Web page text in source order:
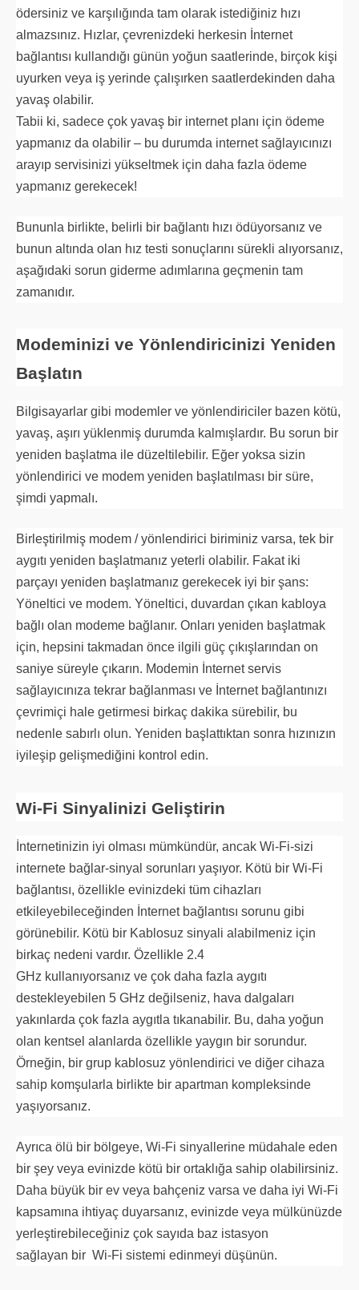
ödersiniz ve karşılığında tam olarak istediğiniz hızı
almazsınız. Hızlar, çevrenizdeki herkesin İnternet
bağlantısı kullandığı günün yoğun saatlerinde, birçok kişi
uyurken veya iş yerinde çalışırken saatlerdekinden daha
yavaş olabilir.
Tabii ki, sadece çok yavaş bir internet planı için ödeme
yapmanız da olabilir – bu durumda internet sağlayıcınızı
arayıp servisinizi yükseltmek için daha fazla ödeme
yapmanız gerekecek!
Bununla birlikte, belirli bir bağlantı hızı ödüyorsanız ve
bunun altında olan hız testi sonuçlarını sürekli alıyorsanız,
aşağıdaki sorun giderme adımlarına geçmenin tam
zamanıdır.
Modeminizi ve Yönlendiricinizi Yeniden
Başlatın
Bilgisayarlar gibi modemler ve yönlendiriciler bazen kötü,
yavaş, aşırı yüklenmiş durumda kalmışlardır. Bu sorun bir
yeniden başlatma ile düzeltilebilir. Eğer yoksa sizin
yönlendirici ve modem yeniden başlatılması bir süre,
şimdi yapmalı.
Birleştirilmiş modem / yönlendirici biriminiz varsa, tek bir
aygıtı yeniden başlatmanız yeterli olabilir. Fakat iki
parçayı yeniden başlatmanız gerekecek iyi bir şans:
Yöneltici ve modem. Yöneltici, duvardan çıkan kabloya
bağlı olan modeme bağlanır. Onları yeniden başlatmak
için, hepsini takmadan önce ilgili güç çıkışlarından on
saniye süreyle çıkarın. Modemin İnternet servis
sağlayıcınıza tekrar bağlanması ve İnternet bağlantınızı
çevrimiçi hale getirmesi birkaç dakika sürebilir, bu
nedenle sabırlı olun. Yeniden başlattıktan sonra hızınızın
iyileşip gelişmediğini kontrol edin.
Wi-Fi Sinyalinizi Geliştirin
İnternetinizin iyi olması mümkündür, ancak Wi-Fi-sizi
internete bağlar-sinyal sorunları yaşıyor. Kötü bir Wi-Fi
bağlantısı, özellikle evinizdeki tüm cihazları
etkileyebileceğinden İnternet bağlantısı sorunu gibi
görünebilir. Kötü bir Kablosuz sinyali alabilmeniz için
birkaç nedeni vardır. Özellikle 2.4
GHz kullanıyorsanız ve çok daha fazla aygıtı
destekleyebilen 5 GHz değilseniz, hava dalgaları
yakınlarda çok fazla aygıtla tıkanabilir. Bu, daha yoğun
olan kentsel alanlarda özellikle yaygın bir sorundur.
Örneğin, bir grup kablosuz yönlendirici ve diğer cihaza
sahip komşularla birlikte bir apartman kompleksinde
yaşıyorsanız.
Ayrıca ölü bir bölgeye, Wi-Fi sinyallerine müdahale eden
bir şey veya evinizde kötü bir ortaklığa sahip olabilirsiniz.
Daha büyük bir ev veya bahçeniz varsa ve daha iyi Wi-Fi
kapsamına ihtiyaç duyarsanız, evinizde veya mülkünüzde
yerleştirebileceğiniz çok sayıda baz istasyon
sağlayan bir Wi-Fi sistemi edinmeyi düşünün.